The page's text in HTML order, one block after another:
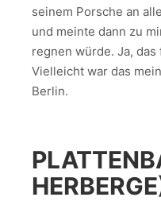
seinem Porsche an
und meinte dann zu
regnen würde. Ja,
Vielleicht war das
Berlin.